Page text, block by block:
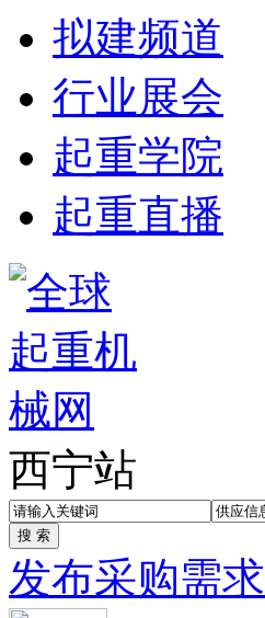
拟建频道
行业展会
起重学院
起重直播
西宁站
发布采购需求